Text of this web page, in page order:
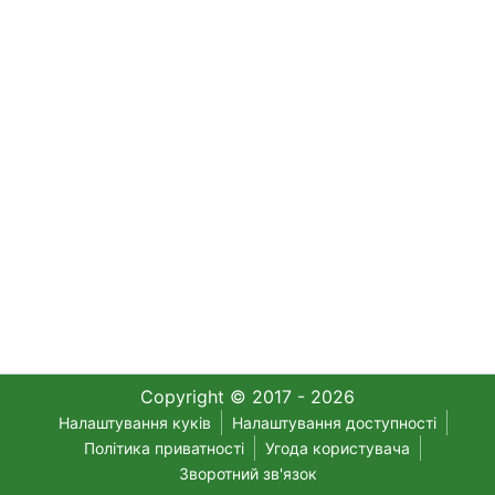
Copyright © 2017 - 2026
Налаштування куків
Налаштування доступності
Політика приватності
Угода користувача
Зворотний зв'язок